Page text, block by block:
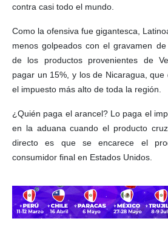
contra casi todo el mundo.
Como la ofensiva fue gigantesca,
menos golpeados con el gravamen
de los productos provenientes de
pagar un 15%, y los de Nicaragua, que
el impuesto más alto de toda la región.
¿Quién paga el arancel? Lo paga el
en la aduana cuando el producto
directo es que se encarece el
consumidor final en Estados Unidos.